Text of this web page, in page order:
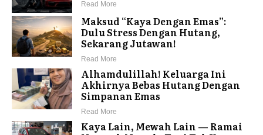
Read More
Maksud “Kaya Dengan Emas”:
Dulu Stress Dengan Hutang,
Sekarang Jutawan!
Read More
Alhamdulillah! Keluarga Ini
Akhirnya Bebas Hutang Dengan
Simpanan Emas
Read More
Kaya Lain, Mewah Lain — Ramai